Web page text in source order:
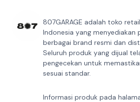
807GARAGE adalah toko
Indonesia yang menyediakan
berbagai brand resmi dan
Seluruh produk yang dijual
pengecekan untuk
sesuai standar.
Informasi produk pada